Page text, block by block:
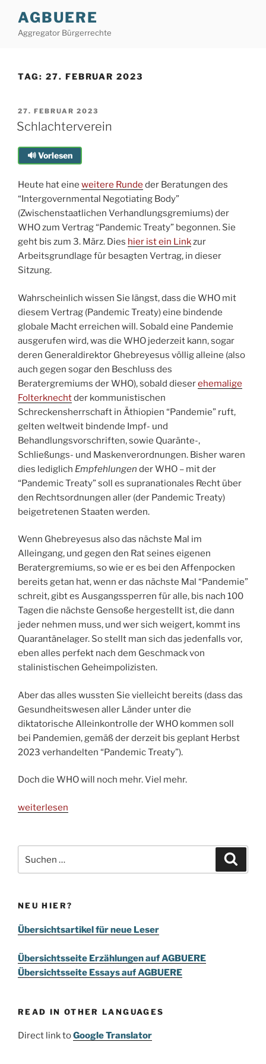
Inhalt
springen
AGBUERE
Aggregator Bürgerrechte
TAG: 27. FEBRUAR 2023
VERÖFFENTLICHT
AM
27. FEBRUAR 2023
Schlachterverein
🔊 Vorlesen
Heute hat eine weitere Runde der Beratungen des
“Intergovernmental Negotiating Body”
(Zwischenstaatlichen Verhandlungsgremiums) der
WHO zum Vertrag “Pandemic Treaty” begonnen. Sie
geht bis zum 3. März. Dies hier ist ein Linkzur
Arbeitsgrundlage für besagten Vertrag, in dieser
Sitzung.
Wahrscheinlich wissen Sie längst, dass die WHO mit
diesem Vertrag (Pandemic Treaty) eine bindende
globale Macht erreichen will. Sobald eine Pandemie
ausgerufen wird, was die WHO jederzeit kann, sogar
deren Generaldirektor Ghebreyesus völlig alleine (also
auch gegen sogar den Beschluss des
Beratergremiums der WHO), sobald dieserehemalige
Folterknechtder kommunistischen
Schreckensherrschaft in Äthiopien “Pandemie” ruft,
gelten weltweit bindende Impf- und
Behandlungsvorschriften, sowie Quaränte-,
Schließungs- und Maskenverordnungen. Bisher waren
dies lediglich Empfehlungen der WHO – mit der
“Pandemic Treaty” soll es supranationales Recht über
den Rechtsordnungen aller (der Pandemic Treaty)
beigetretenen Staaten werden.
Wenn Ghebreyesus also das nächste Mal im
Alleingang, und gegen den Rat seines eigenen
Beratergremiums, so wie er es bei den Affenpocken
bereits getan hat, wenn er das nächste Mal “Pandemie”
schreit, gibt es Ausgangssperren für alle, bis nach 100
Tagen die nächste Gensoße hergestellt ist, die dann
jeder nehmen muss, und wer sich weigert, kommt ins
Quarantänelager. So stellt man sich das jedenfalls vor,
eben alles perfekt nach dem Geschmack von
stalinistischen Geheimpolizisten.
Aber das alles wussten Sie vielleicht bereits (dass das
Gesundheitswesen aller Länder unter die
diktatorische Alleinkontrolle der WHO kommen soll
bei Pandemien, gemäß der derzeit bis geplant Herbst
2023 verhandelten “Pandemic Treaty”).
Doch die WHO will noch mehr. Viel mehr.
„Schlachterverein“
weiterlesen
nach:
NEU HIER?
Übersichtsartikel für neue Leser
Übersichtsseite Erzählungen auf AGBUERE
Übersichtsseite Essays auf AGBUERE
READ IN OTHER LANGUAGES
Direct link toGoogle Translator